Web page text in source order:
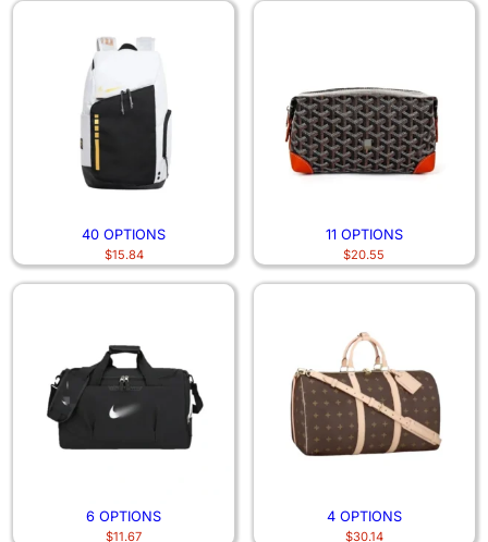
40 OPTIONS
$15.84
11 OPTIONS
$20.55
6 OPTIONS
$11.67
4 OPTIONS
$30.14